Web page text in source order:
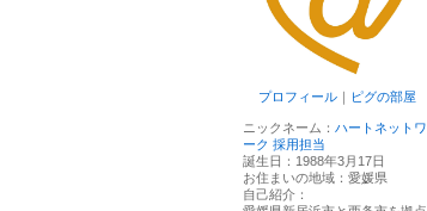
プロフィール ｜ ピグの部屋
ニックネーム： ハートネットワ
ーク 採用担当
誕生日： 1988年3月17日
お住まいの地域： 愛媛県
自己紹介：